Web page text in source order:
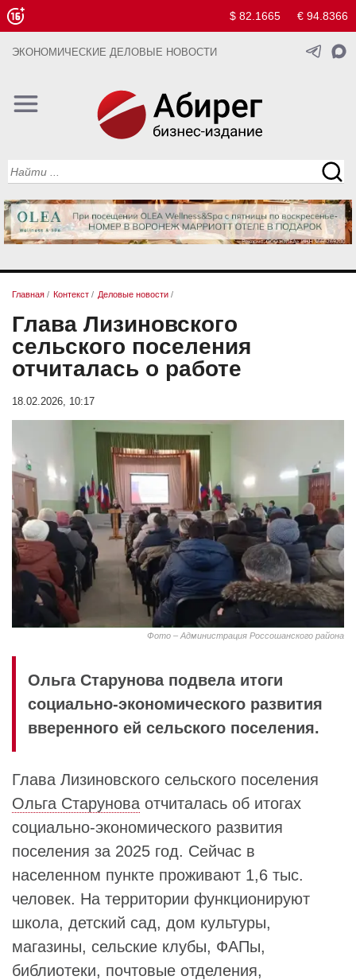
$ 82.1665 € 94.8366
ЭКОНОМИЧЕСКИЕ ДЕЛОВЫЕ НОВОСТИ
Главная / Контекст / Деловые новости /
Глава Лизиновского
сельского поселения
отчиталась о работе
18.02.2026, 10:17
Фото – Администрация Россошанского района
Ольга Старунова подвела итоги
социально-экономического развития
вверенного ей сельского поселения.
Глава Лизиновского сельского поселения
Ольга Старунова отчиталась об итогах
социально-экономического развития
поселения за 2025 год. Сейчас в
населенном пункте проживают 1,6 тыс.
человек. На территории функционируют
школа, детский сад, дом культуры,
магазины, сельские клубы, ФАПы,
библиотеки, почтовые отделения,